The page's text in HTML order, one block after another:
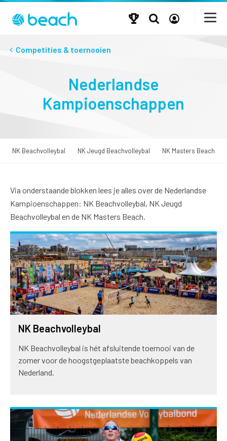
Competities & toernooien
Nederlandse
Kampioenschappen
NK Beachvolleybal NK Jeugd Beachvolleybal NK Masters Beach
Via onderstaande blokken lees je alles over de Nederlandse
Kampioenschappen: NK Beachvolleybal, NK Jeugd
Beachvolleybal en de NK Masters Beach.
NK Beachvolleybal
NK Beachvolleybal is hét afsluitende toernooi van de
zomer voor de hoogstgeplaatste beachkoppels van
Nederland.